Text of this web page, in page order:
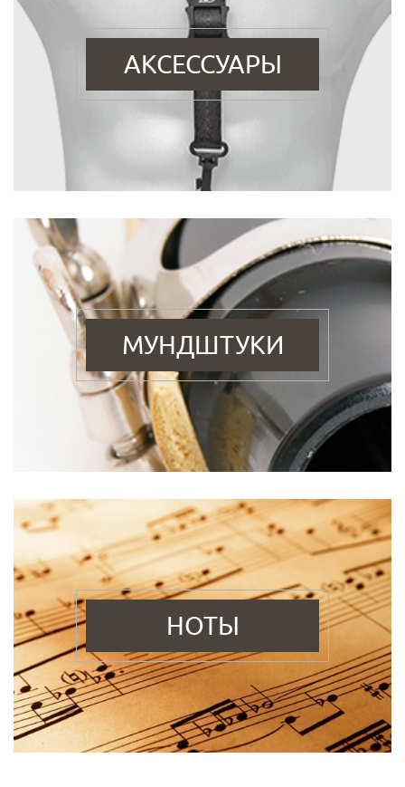
АКСЕССУАРЫ
МУНДШТУКИ
НОТЫ